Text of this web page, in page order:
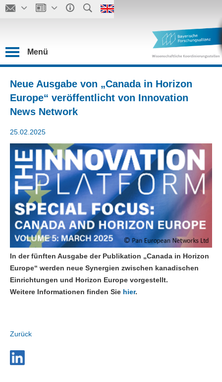
Menü
Neue Ausgabe von „Canada in Horizon
Europe“ veröffentlicht von Innovation
News Network
25.02.2025
In der fünften Ausgabe der Publikation „Canada in Horizon
Europe“ werden neue Synergien zwischen kanadischen
Einrichtungen und Horizon Europe vorgestellt.
Weitere Informationen finden Sie hier.
Zurück